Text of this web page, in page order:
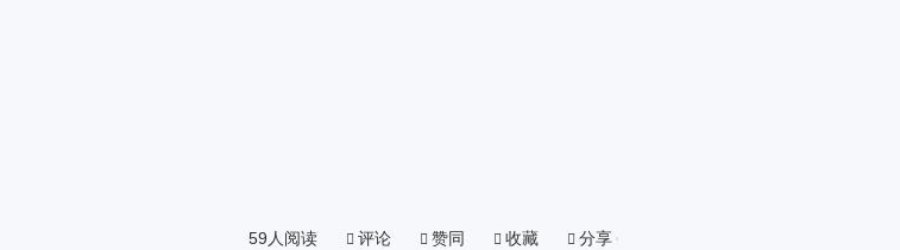
59人阅读 评论 赞同 收藏 分享